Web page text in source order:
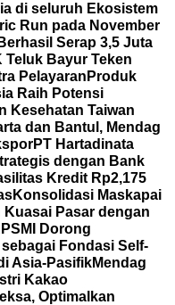
di seluruh Ekosistem
Run pada November
Serap 3,5 Juta
Teluk Bayur Teken
Pelayaran Produk
Raih Potensi
Kesehatan Taiwan
dan Bantul, Mendag
PT Hartadinata
dengan Bank
Kredit Rp2,175
Konsolidasi Maskapai
Kuasai Pasar dengan
Dorong
Fondasi Self-
Asia-PasifikMendag
Kakao
Optimalkan